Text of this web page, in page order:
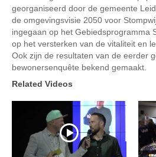
georganiseerd door de gemeente
de omgevingsvisie 2050 voor
ingegaan op het Gebiedsprogramma
op het versterken van de vitaliteit en
Ook zijn de resultaten van de eerder
bewonersenquête bekend gemaakt.
Related Videos